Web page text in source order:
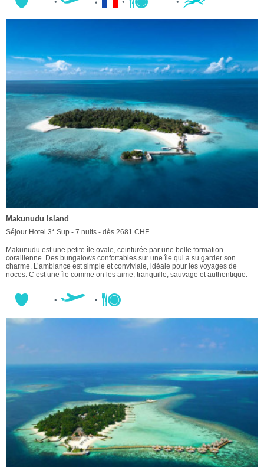
Makunudu Island
Séjour Hotel 3* Sup - 7 nuits - dès 2681 CHF
Makunudu est une petite île ovale, ceinturée par une belle formation
corallienne. Des bungalows confortables sur une île qui a su garder son
charme. L’ambiance est simple et conviviale, idéale pour les voyages de
noces. C’est une île comme on les aime, tranquille, sauvage et authentique.